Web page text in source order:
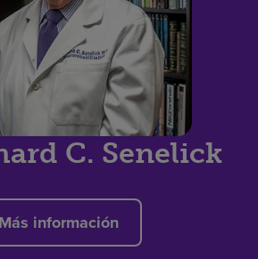
C. Senelick
Más información